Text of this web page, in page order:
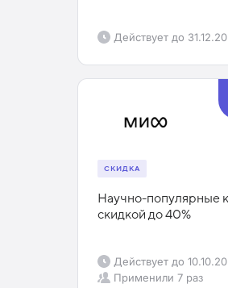
Действует до
СКИДКА
Научно-популярные
скидкой до 40%
Действует до
Применили 7 раз